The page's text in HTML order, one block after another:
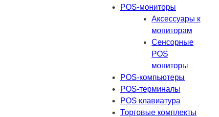
POS-мониторы
Аксессуары к
мониторам
Сенсорные
POS
мониторы
POS-компьютеры
POS-терминалы
POS клавиатура
Торговые комплекты